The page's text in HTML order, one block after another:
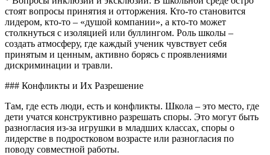
стоят вопросы принятия и отторжения. Кто-то становится
лидером, кто-то – «душой компании», а кто-то может
столкнуться с изоляцией или буллингом. Роль школы –
создать атмосферу, где каждый ученик чувствует себя
принятым и ценным, активно борясь с проявлениями
дискриминации и травли.
### Конфликты и Их Разрешение
Там, где есть люди, есть и конфликты. Школа – это место, где
дети учатся конструктивно разрешать споры. Это могут быть
разногласия из-за игрушки в младших классах, споры о
лидерстве в подростковом возрасте или разногласия по
поводу совместной работы.